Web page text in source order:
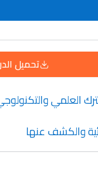
تحميل
العلمي
والكشف عنها